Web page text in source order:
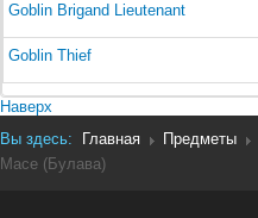
Goblin Brigand Lieutenant
Goblin Thief
Наверх
Вы здесь:
Главная Предметы
Mace (Булава)